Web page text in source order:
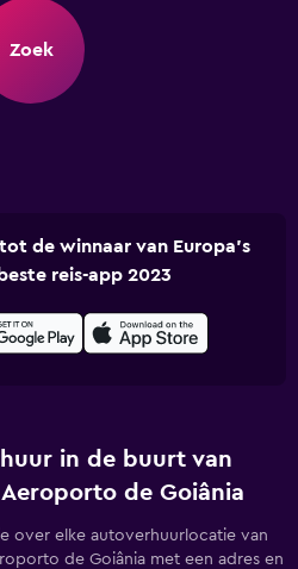
Zoek
de winnaar van Europa's
beste reis-app 2023
in de buurt van
de Goiânia
over elke autoverhuurlocatie van
de Goiânia met een adres en